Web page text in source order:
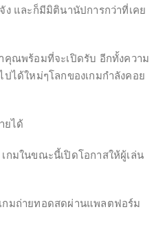
ง และก็มีมิตินานัปการกว่าที่เคย
คุณพร้อมที่จะเปิดรับ อีกทั้งความ
ได้ใหม่ๆโลกของเกมกำลังคอย
ยได้
กมในขณะนี้เปิดโอกาสให้ผู้เล่น
กมถ่ายทอดสดผ่านแพลตฟอร์ม